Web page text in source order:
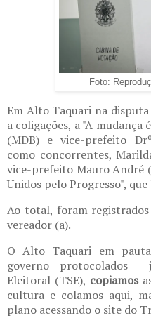
Foto:
Em Alto Taquari na
a coligações, a "A
(MDB) e vice-prefeito
como concorrentes,
vice-prefeito Mauro André
Unidos pelo Progresso", que
Ao total, foram
vereador (a).
O Alto Taquari em
governo protocolados
Eleitoral (TSE), copiamos
cultura e colamos aqui,
plano acessando o site do